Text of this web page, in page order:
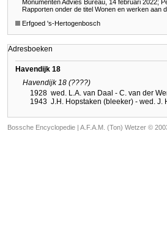
Monumenten Advies Bureau, 14 februari 2022;
Rapporten onder de titel Wonen en werken aan
Erfgoed 's-Hertogenbosch
Adresboeken
Havendijk 18
Havendijk 18 (????)
1928 wed. L.A. van Daal - C. van der
1943 J.H. Hopstaken (bleeker) - wed. J.
Bossche Encyclopedie | A.F.A.M. (Ton) Wetzer ©